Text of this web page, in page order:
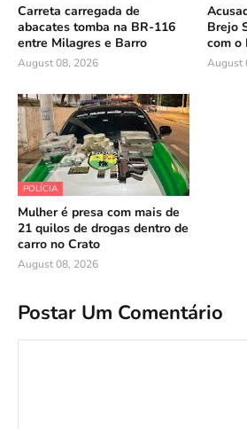
Carreta carregada de
abacates tomba na BR-116
entre Milagres e Barro
August 08, 2026
Brejo
com o
August
POLÍCIA
Mulher é presa com mais de
21 quilos de drogas dentro de
carro no Crato
August 08, 2026
Postar Um Comentário